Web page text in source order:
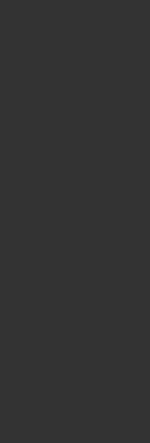
PEOPLE END